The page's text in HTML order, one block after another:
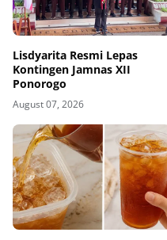
Lisdyarita Resmi Lepas
Kontingen Jamnas XII
Ponorogo
August 07, 2026